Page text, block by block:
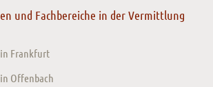
und Fachbereiche in der Vermittlung
Frankfurt
Offenbach